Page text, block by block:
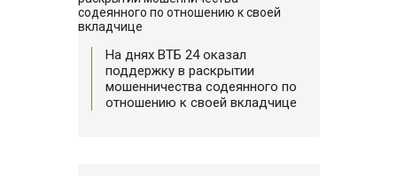
На днях ВТБ 24 оказал
поддержку в раскрытии
мошенничества содеянного по
отношению к своей вкладчице